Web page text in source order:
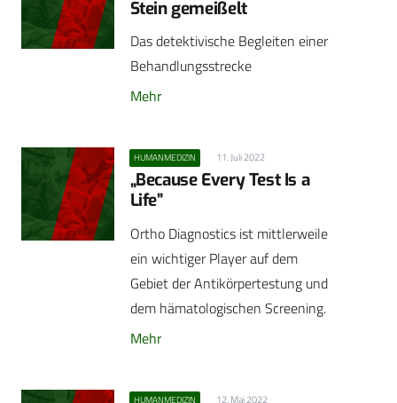
Stein gemeißelt
Das detektivische Begleiten einer
Behandlungsstrecke
Mehr
HUMANMEDIZIN 11. Juli 2022
„Because Every Test Is a
Life”
Ortho Diagnostics ist mittlerweile
ein wichtiger Player auf dem
Gebiet der Antikörpertestung und
dem hämatologischen Screening.
Mehr
HUMANMEDIZIN 12. Mai 2022